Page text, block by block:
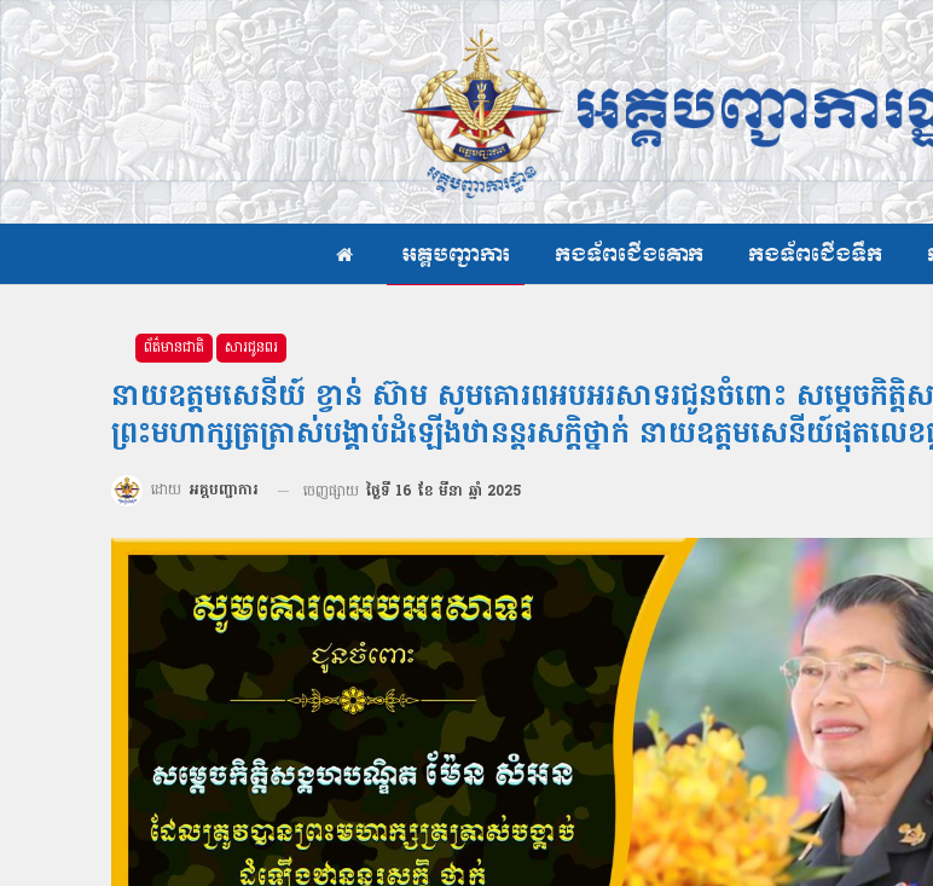
អគ្គបញ្ជាការ កងទ័ពជើងគោក កងទ័ពជើងទឹក
ព័ត៌មានជាតិ សារជូនពរ
នាយឧត្តមសេនីយ៍ ខ្វាន់ ស៊ាម សូមគោរពអបអរសាទរជូនចំពោះ សម្ដេចកិត្
ព្រះមហាក្សត្រត្រាស់បង្គាប់ដំឡើងឋានន្តរសក្តិថ្នាក់ នាយឧត្តមសេនីយ៍ផុត
ដោយ អគ្គបញ្ជាការ ចេញផ្សាយ ថ្ងៃទី 16 ខែ មីនា ឆ្នាំ 2025